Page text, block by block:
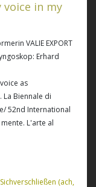
in my
VALIE EXPORT
Erhard
as
La Biennale di
52nd International
L'arte al
(ach,